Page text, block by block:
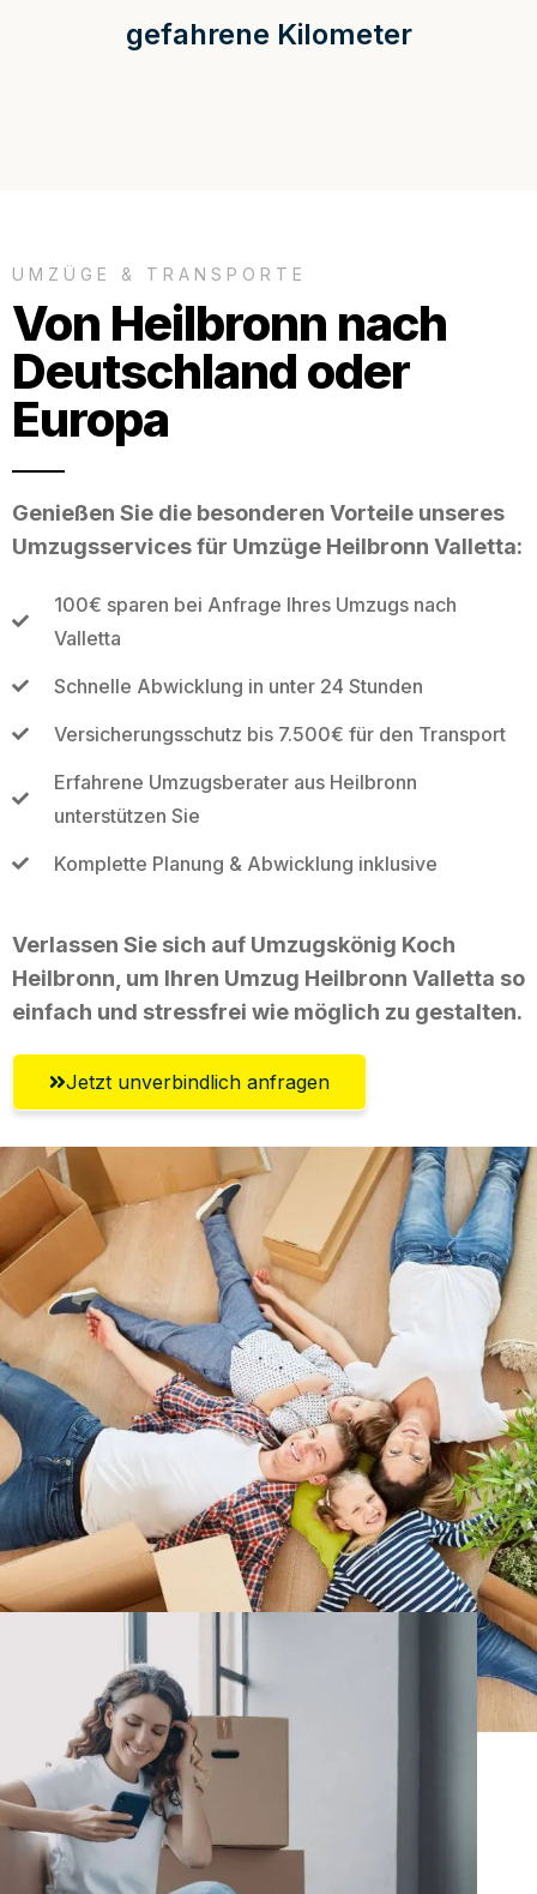
gefahrene Kilometer
UMZÜGE & TRANSPORTE
Von Heilbronn nach
Deutschland oder
Europa
Genießen Sie die besonderen Vorteile unseres
Umzugsservices für Umzüge Heilbronn Valletta:
100€ sparen bei Anfrage Ihres Umzugs nach
Valletta
Schnelle Abwicklung in unter 24 Stunden
Versicherungsschutz bis 7.500€ für den Transport
Erfahrene Umzugsberater aus Heilbronn
unterstützen Sie
Komplette Planung & Abwicklung inklusive
Verlassen Sie sich auf Umzugskönig Koch
Heilbronn, um Ihren Umzug Heilbronn Valletta so
einfach und stressfrei wie möglich zu gestalten.
Jetzt unverbindlich anfragen